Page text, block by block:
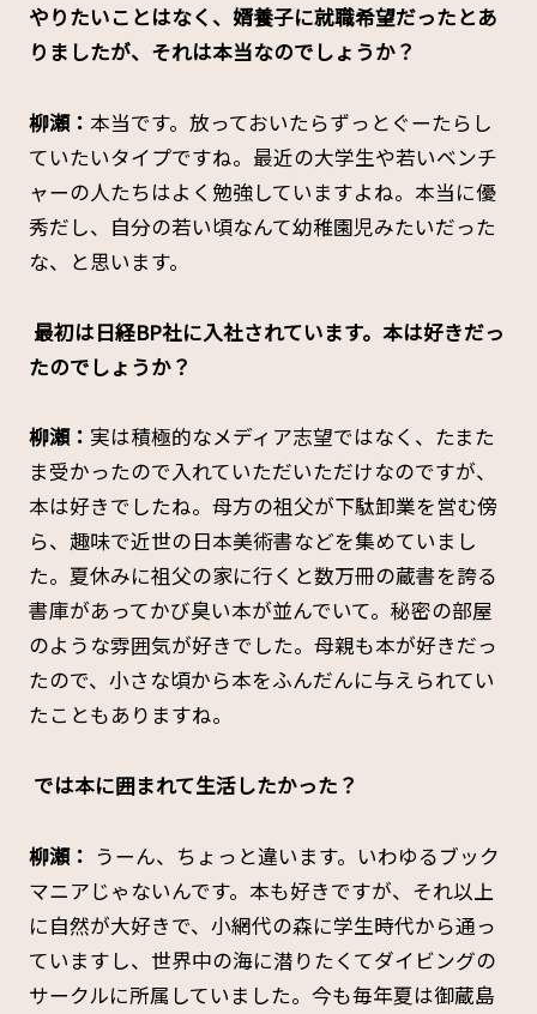
やりたいことはなく、婿養子に就職希望だったとあ
りましたが、それは本当なのでしょうか？
柳瀬： 本当です。放っておいたらずっとぐーたらし
ていたいタイプですね。最近の大学生や若いベンチ
ャーの人たちはよく勉強していますよね。本当に優
秀だし、自分の若い頃なんて幼稚園児みたいだった
な、と思います。
―― 最初は日経BP社に入社されています。本は好きだっ
たのでしょうか？
柳瀬： 実は積極的なメディア志望ではなく、たまた
ま受かったので入れていただいただけなのですが、
本は好きでしたね。母方の祖父が下駄卸業を営む傍
ら、趣味で近世の日本美術書などを集めていまし
た。夏休みに祖父の家に行くと数万冊の蔵書を誇る
書庫があってかび臭い本が並んでいて。秘密の部屋
のような雰囲気が好きでした。母親も本が好きだっ
たので、小さな頃から本をふんだんに与えられてい
たこともありますね。
―― では本に囲まれて生活したかった？
柳瀬： うーん、ちょっと違います。いわゆるブック
マニアじゃないんです。本も好きですが、それ以上
に自然が大好きで、小網代の森に学生時代から通っ
ていますし、世界中の海に潜りたくてダイビングの
サークルに所属していました。今も毎年夏は御蔵島